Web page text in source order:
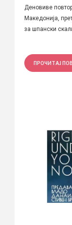
Деновиве
Македонија,
за шпански
ПРОЧИТАЈ